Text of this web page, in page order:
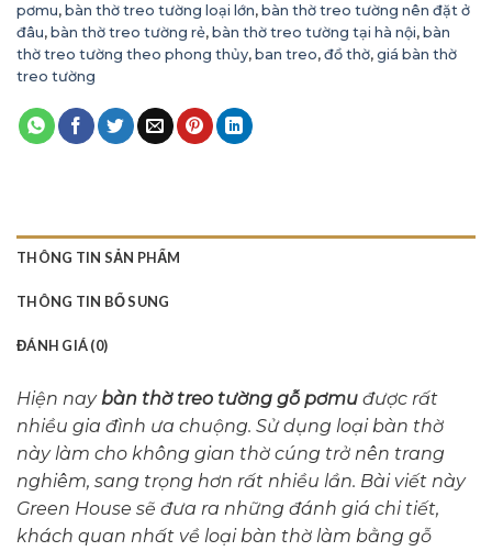
pơmu, bàn thờ treo tường loại lớn, bàn thờ treo tường nên đặt ở
đâu, bàn thờ treo tường rẻ, bàn thờ treo tường tại hà nội, bàn
thờ treo tường theo phong thủy, ban treo, đồ thờ, giá bàn thờ
treo tường
THÔNG TIN SẢN PHẨM
THÔNG TIN BỔ SUNG
ĐÁNH GIÁ (0)
Hiện naybàn thờ treo tường gỗ pơmu được rất
nhiều gia đình ưa chuộng. Sử dụng loại bàn thờ
này làm cho không gian thờ cúng trở nên trang
nghiêm, sang trọng hơn rất nhiều lần. Bài viết này
Green House sẽ đưa ra những đánh giá chi tiết,
khách quan nhất về loại bàn thờ làm bằng gỗ